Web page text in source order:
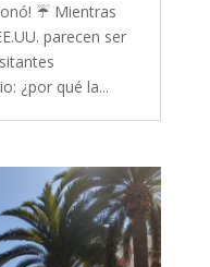
☔ Mientras
parecen ser
¿por qué la...